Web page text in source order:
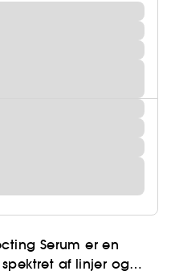
Serum er en
af linjer og